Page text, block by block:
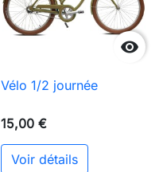

Vélo 1/2 journée
15,00 €
Voir détails